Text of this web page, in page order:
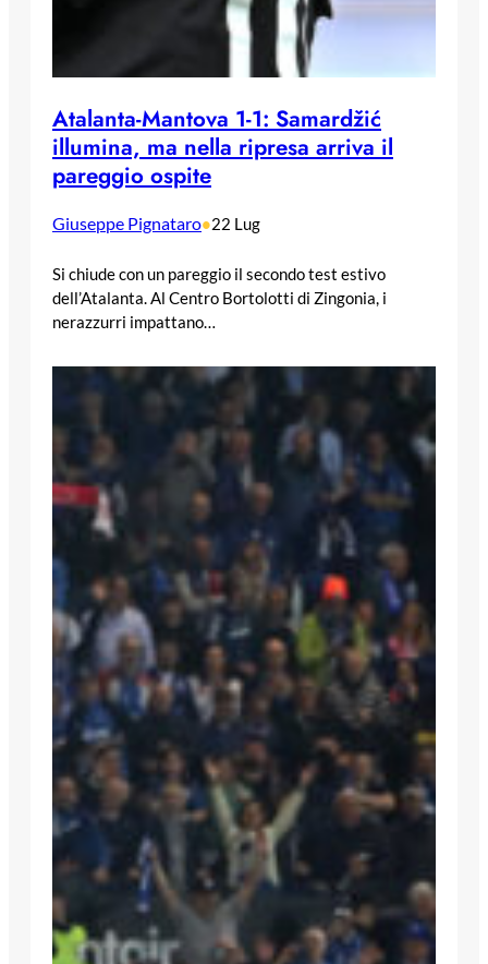
Atalanta-Mantova 1-1: Samardžić
illumina, ma nella ripresa arriva il
pareggio ospite
Giuseppe Pignataro•22 Lug
Si chiude con un pareggio il secondo test estivo
dell’Atalanta. Al Centro Bortolotti di Zingonia, i
nerazzurri impattano…